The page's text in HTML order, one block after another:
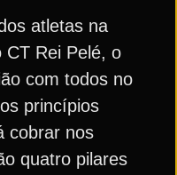
atletas na
CT Rei Pelé, o
com todos no
princípios
cobrar nos
quatro pilares